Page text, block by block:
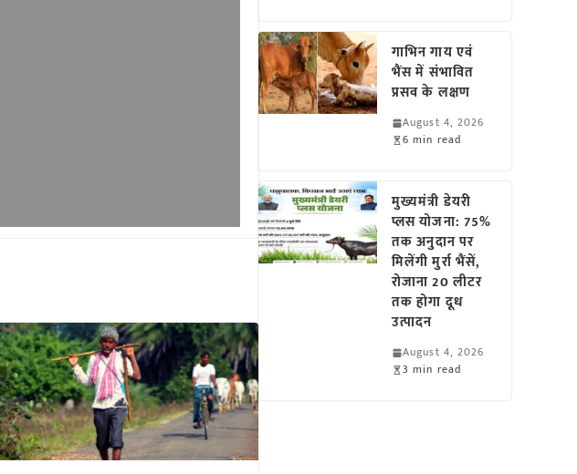
गाभिन गाय एवं
भैंस में संभावित
प्रसव के लक्षण
August 4, 2026
6 min read
मुख्यमंत्री डेयरी
प्लस योजना: 75%
तक अनुदान पर
मिलेंगी मुर्रा भैंसें,
रोजाना 20 लीटर
तक होगा दूध
उत्पादन
August 4, 2026
3 min read